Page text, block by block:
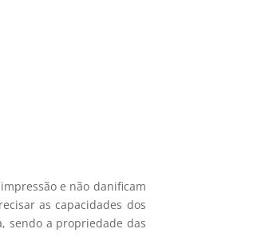
e não danificam
as capacidades dos
sendo a propriedade das